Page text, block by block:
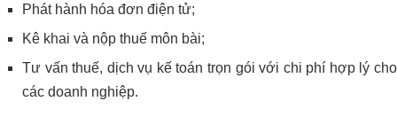
Phát hành hóa đơn điện tử;
Kê khai và nộp thuế môn bài;
Tư vấn thuế, dịch vụ kế toán trọn gói với chi phí hợp lý cho
các doanh nghiệp.